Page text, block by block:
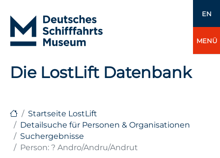
EN
MENÜ
Die LostLift Datenbank
Startseite LostLift
Detailsuche für Personen & Organisationen
Suchergebnisse
Person: ? Andro/Andru/Andrut